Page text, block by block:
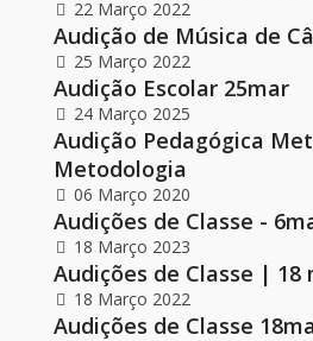
22 Março 2022
Audição de Música de
25 Março 2022
Audição Escolar 25mar
24 Março 2025
Audição Pedagógica
Metodologia
06 Março 2020
Audições de Classe -
18 Março 2023
Audições de Classe | 18
18 Março 2022
Audições de Classe